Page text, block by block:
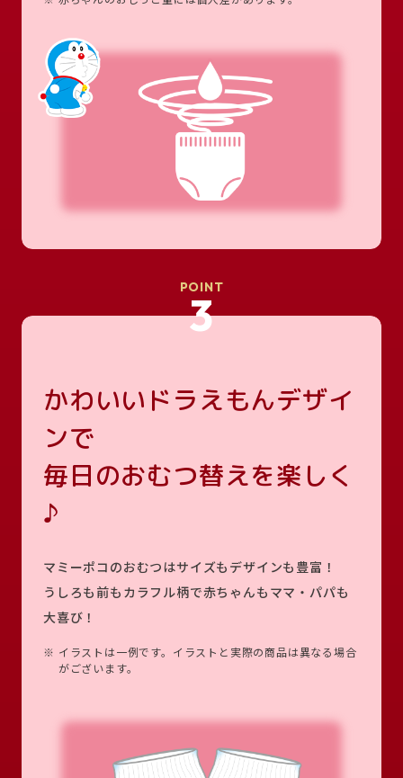
POINT
3
かわいいドラえもんデザイ
ンで
毎日のおむつ替えを楽しく
♪
マミーポコのおむつはサイズもデザインも豊富！
うしろも前もカラフル柄で赤ちゃんもママ・パパも
大喜び！
※ イラストは一例です。イラストと実際の商品は異なる場合
がございます。